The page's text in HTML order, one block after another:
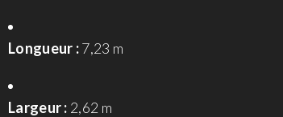
Longueur :7,23 m
Largeur : 2,62 m